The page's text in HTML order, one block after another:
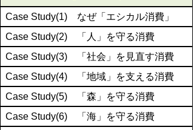
Case Study(1) なぜ「エシカル消費」
Case Study(2) 「人」を守る消費
Case Study(3) 「社会」を見直す消費
Case Study(4) 「地域」を支える消費
Case Study(5) 「森」を守る消費
Case Study(6) 「海」を守る消費